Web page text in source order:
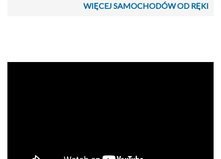
WIĘCEJ SAMOCHODÓW OD RĘKI